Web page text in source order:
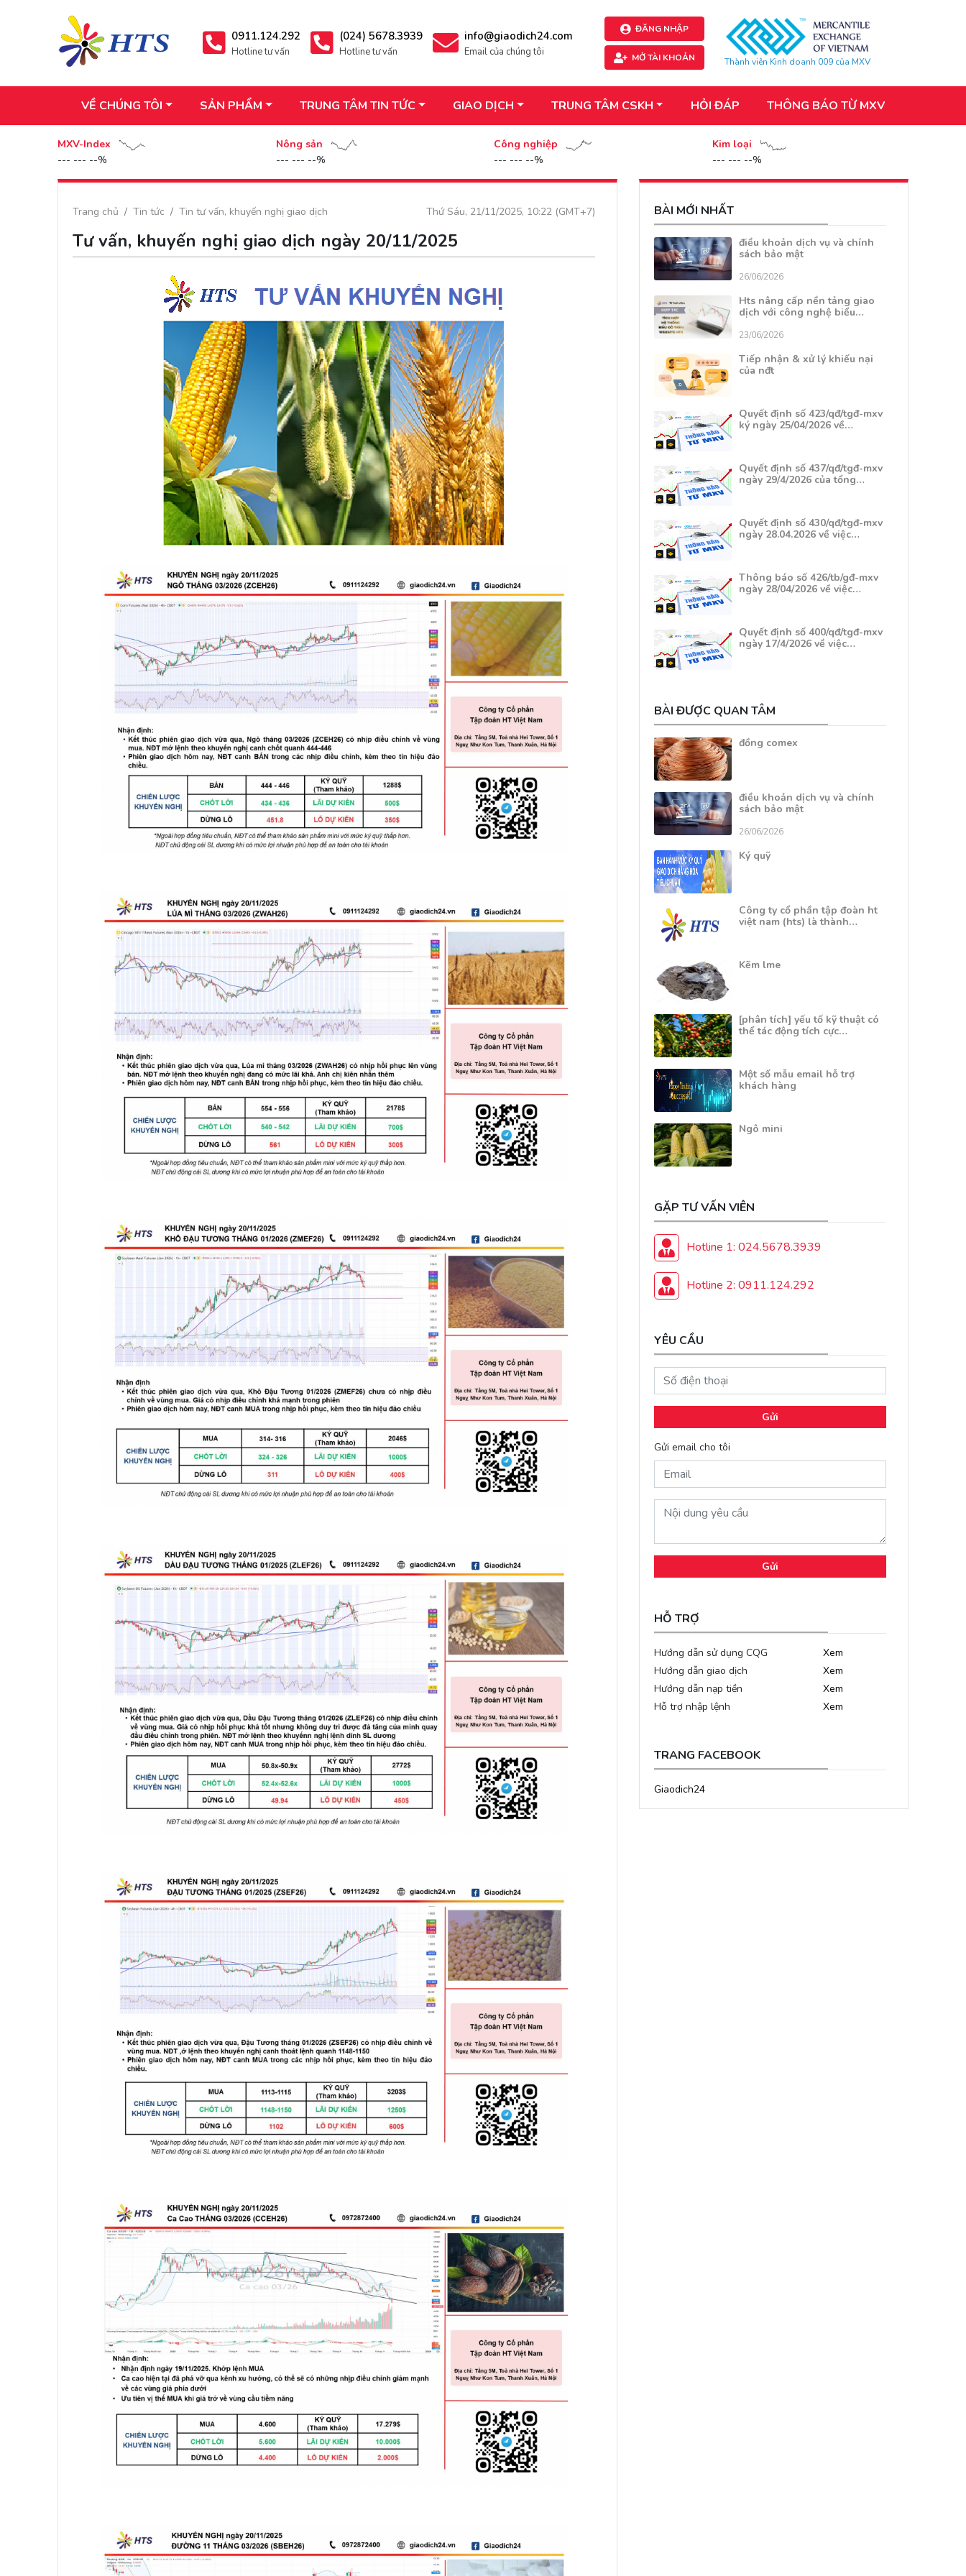
0911.124.292
Hotline tư vấn
(024) 5678.3939
Hotline tư vấn
info@giaodich24.com
Email của chúng tôi
ĐĂNG NHẬP
MỞ TÀI KHOẢN Thành viên Kinh doanh 009 của MXV
VỀ CHÚNG TÔI SẢN PHẨM TRUNG TÂM TIN TỨC GIAO DỊCH TRUNG TÂM CSKH HỎI ĐÁP THÔNG BÁO TỪ MXV
MXV-Index
--- --- --%
Nông sản
--- --- --%
Công nghiệp
--- --- --%
Kim loại
--- --- --%
Thứ Sáu, 21/11/2025, 10:22 (GMT+7)
Trang chủ Tin tức Tin tư vấn, khuyến nghị giao dịch
Tư vấn, khuyến nghị giao dịch ngày 20/11/2025
BÀI MỚI NHẤT
điều khoản dịch vụ và chính
sách bảo mật
26/06/2026
Hts nâng cấp nền tảng giao
dịch với công nghệ biểu…
23/06/2026
Tiếp nhận & xử lý khiếu nại
của nđt
Quyết định số 423/qđ/tgđ-mxv
ký ngày 25/04/2026 về…
Quyết định số 437/qđ/tgđ-mxv
ngày 29/4/2026 của tổng…
Quyết định số 430/qđ/tgđ-mxv
ngày 28.04.2026 về việc…
Thông báo số 426/tb/gđ-mxv
ngày 28/04/2026 về việc…
Quyết định số 400/qđ/tgđ-mxv
ngày 17/4/2026 về việc…
BÀI ĐƯỢC QUAN TÂM
đồng comex
điều khoản dịch vụ và chính
sách bảo mật
26/06/2026
Ký quỹ
Công ty cổ phần tập đoàn ht
việt nam (hts) là thành…
Kẽm lme
[phân tích] yếu tố kỹ thuật có
thể tác động tích cực…
Một số mẫu email hỗ trợ
khách hàng
Ngô mini
GẶP TƯ VẤN VIÊN
Hotline 1: 024.5678.3939
Hotline 2: 0911.124.292
YÊU CẦU
Gửi
Gửi email cho tôi
Gửi
HỖ TRỢ
Hướng dẫn sử dụng CQG
Xem
Hướng dẫn giao dịch
Xem
Hướng dẫn nạp tiền
Xem
Hỗ trợ nhập lệnh
Xem
TRANG FACEBOOK
Giaodich24